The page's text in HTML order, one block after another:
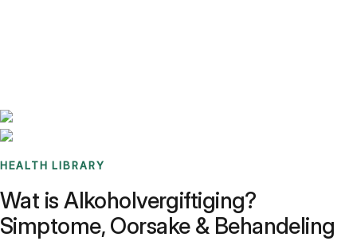
HEALTH LIBRARY
Wat is Alkoholvergiftiging?
Simptome, Oorsake & Behandeling